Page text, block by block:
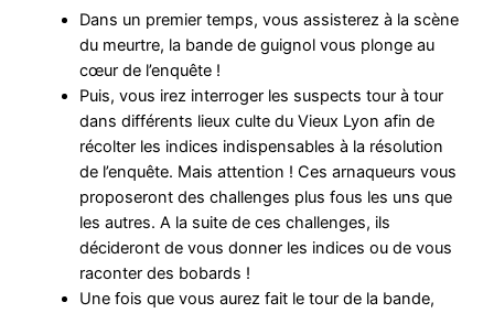
Dans un premier temps, vous assisterez à la scène
du meurtre, la bande de guignol vous plonge au
cœur de l’enquête !
Puis, vous irez interroger les suspects tour à tour
dans différents lieux culte du Vieux Lyon afin de
récolter les indices indispensables à la résolution
de l’enquête. Mais attention ! Ces arnaqueurs vous
proposeront des challenges plus fous les uns que
les autres. A la suite de ces challenges, ils
décideront de vous donner les indices ou de vous
raconter des bobards !
Une fois que vous aurez fait le tour de la bande,